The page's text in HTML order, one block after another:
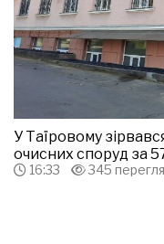
У Таїровому
очисних споруд за
16:33 345